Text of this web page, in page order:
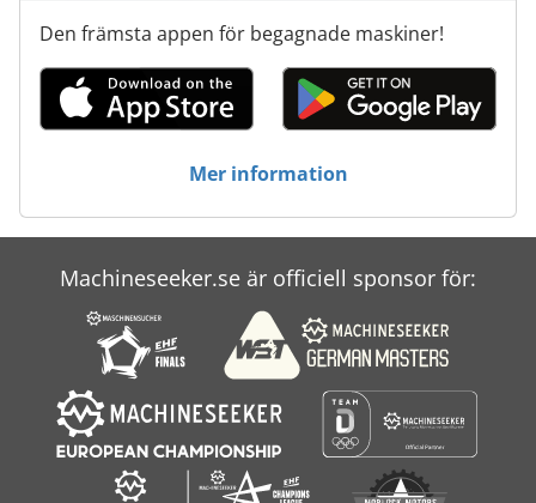
Den främsta appen för begagnade maskiner!
Mer information
Machineseeker.se är officiell sponsor för: